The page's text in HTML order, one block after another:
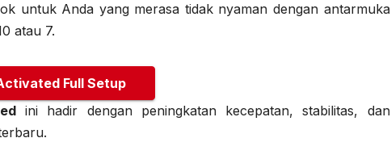
untuk Anda yang merasa tidak nyaman dengan antarmuka
atau 7.
Full Setup
ini hadir dengan peningkatan kecepatan, stabilitas, dan